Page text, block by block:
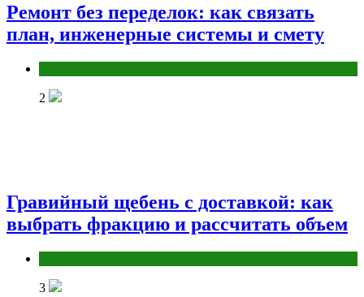
Ремонт без переделок: как связать
план, инженерные системы и смету
2
Гравийный щебень с доставкой: как
выбрать фракцию и рассчитать объем
3